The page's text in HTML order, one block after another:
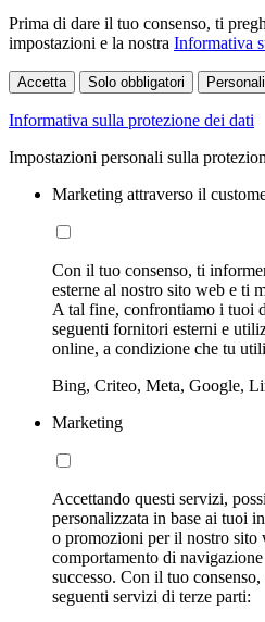
Prima di dare il tuo consenso, ti
impostazioni e la nostra Informativa
Accetta Solo obbligatori
Informativa sulla protezione dei dati
Impostazioni personali sulla
Marketing attraverso il
Con il tuo consenso, ti
esterne al nostro sito web e ti
A tal fine, confrontiamo i tuoi
seguenti fornitori esterni e
online, a condizione che tu
Bing, Criteo, Meta, Google,
Marketing
Accettando questi servizi,
personalizzata in base ai tuoi
o promozioni per il nostro sito
comportamento di
successo. Con il tuo
seguenti servizi di terze parti: